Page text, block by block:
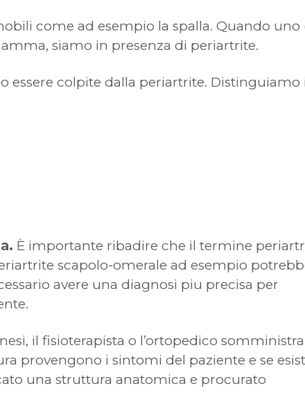
come ad esempio la spalla. Quando uno
siamo in presenza di periartrite.
essere colpite dalla periartrite. Distinguiamo
È importante ribadire che il termine
scapolo-omerale ad esempio
avere una diagnosi piu precisa per
il fisioterapista o l’ortopedico
provengono i sintomi del paziente e se
una struttura anatomica e procurato